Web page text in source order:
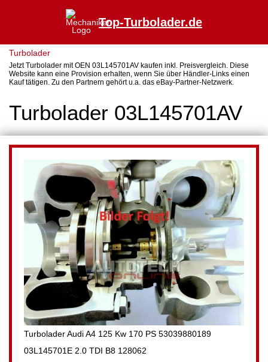
Top-Turbolader.de
Turbolader
Jetzt Turbolader mit OEN 03L145701AV kaufen inkl. Preisvergleich. Diese
Website kann eine Provision erhalten, wenn Sie über Händler-Links einen
Kauf tätigen. Zu den Partnern gehört u.a. das eBay-Partner-Netzwerk.
Turbolader 03L145701AV
Turbolader Audi A4 125 Kw 170 PS 53039880189
03L145701E 2.0 TDI B8 128062